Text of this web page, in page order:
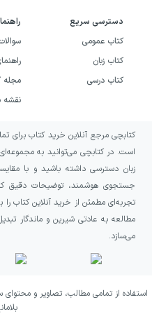
خرید کتاب
نردبام خیلی
پیشنهاد
کتاب
است که می‌خواهند
بگیرند و با تست‌های
کنکور داشته
دسته‌بندی تست‌ها
درسنامه‌های کامل،
می‌توانند از این منبع
می‌شود تا بیشترین
دسترسی سریع
کتاب عمومی
کتاب زبان
کتاب درسی
راهنما
مجله
نقشه
کتابچی مرجع آنلاین خرید کتاب برای
است. در کتابچی می‌توانید به
زبان دسترسی داشته باشید و با
جستجوی هوشمند، توضیحات دقیق
تجربه‌ای مطمئن از خرید آنلاین کتاب
مطالعه به عادتی شیرین و ماندگار
می‌سازد.
استفاده از تمامی مطالب، تصاویر و